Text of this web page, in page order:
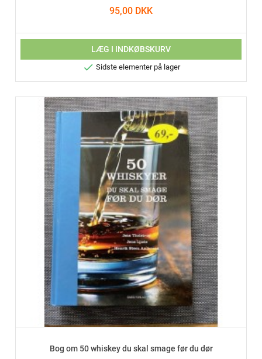
95,00 DKK
LÆG I INDKØBSKURV
 Sidste elementer på lager
Bog om 50 whiskey du skal smage før du dør